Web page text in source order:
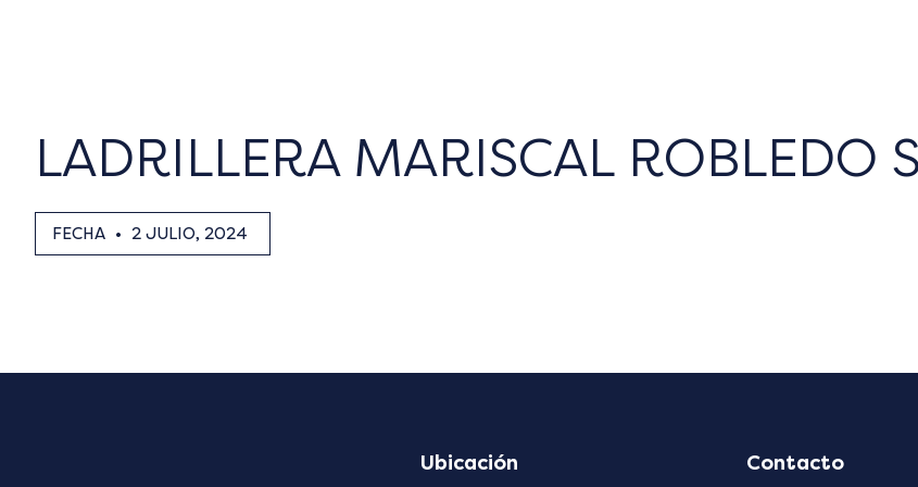
LADRILLERA MARISCAL
FECHA • 2 JULIO, 2024
Ubicación Contacto